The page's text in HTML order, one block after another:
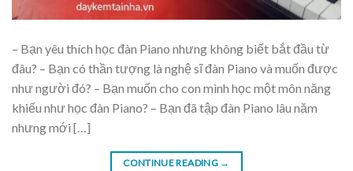
– Bạn yêu thích học đàn Piano nhưng không biết bắt đầu từ
đâu? – Bạn có thần tượng là nghệ sĩ đàn Piano và muốn được
như người đó? – Bạn muốn cho con mình học một môn năng
khiếu như học đàn Piano? – Bạn đã tập đàn Piano lâu năm
nhưng mới […]
CONTINUE READING →